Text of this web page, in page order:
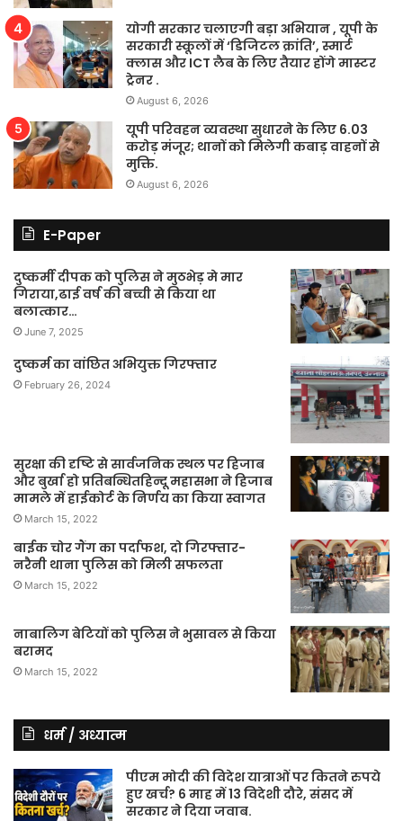
योगी सरकार चलाएगी बड़ा अभियान , यूपी के
सरकारी स्कूलों में ‘डिजिटल क्रांति’, स्मार्ट
क्लास और ICT लैब के लिए तैयार होंगे मास्टर
ट्रेनर .
August 6, 2026
यूपी परिवहन व्यवस्था सुधारने के लिए 6.03
करोड़ मंजूर; थानों को मिलेगी कबाड़ वाहनों से
मुक्ति.
August 6, 2026
E-Paper
दुष्कर्मी दीपक को पुलिस ने मुठभेड़ मे मार
गिराया,ढाई वर्ष की बच्ची से किया था
बलात्कार…
June 7, 2025
दुष्कर्म का वांछित अभियुक्त गिरफ्तार
February 26, 2024
सुरक्षा की दृष्टि से सार्वजनिक स्थल पर हिजाब
और बुर्खा हो प्रतिबन्धितहिन्दू महासभा ने हिजाब
मामले में हाईकोर्ट के निर्णय का किया स्वागत
March 15, 2022
बाईक चोर गैंग का पर्दाफश, दो गिरफ्तार-
नरैनी थाना पुलिस को मिली सफलता
March 15, 2022
नाबालिग बेटियों को पुलिस ने भुसावल से किया
बरामद
March 15, 2022
धर्म / अध्यात्म
पीएम मोदी की विदेश यात्राओं पर कितने रुपये
हुए खर्च? 6 माह में 13 विदेशी दौरे, संसद में
सरकार ने दिया जवाब.